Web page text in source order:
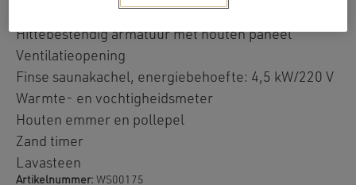
8 mm dik getint veiligheidsglas deur en zijkanten
Hittebestendig armatuur met houten paneel
Ventilatieopening
Finse saunakachel, energiebehoefte: 4,5 kW/220 V
Warmte- en vochtigheidsmeter
Houten emmer en pollepel
Zand timer
Lavasteen
Artikelnummer: WS00175